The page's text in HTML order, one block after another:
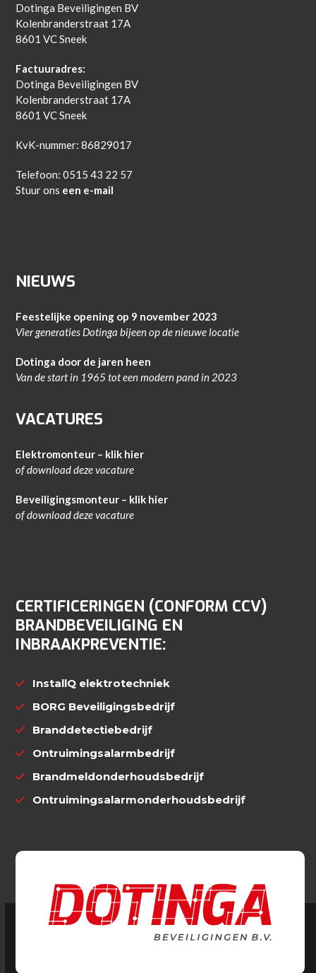
Dotinga Beveiligingen BV
Kolenbranderstraat 17A
8601 VC Sneek
Factuuradres:
Dotinga Beveiligingen BV
Kolenbranderstraat 17A
8601 VC Sneek
KvK-nummer: 86829017
Telefoon: 0515 43 22 57
Stuur ons een e-mail
NIEUWS
Feestelijke opening op 9 november 2023
Vier generaties Dotinga bijeen op de nieuwe locatie
Dotinga door de jaren heen
Van de start in 1965 tot een modern pand in 2023
VACATURES
Elektromonteur – klik hier
of downloaddeze vacature
Beveiligingsmonteur – klik hier
of downloaddeze vacature
CERTIFICERINGEN (CONFORM CCV)
BRANDBEVEILIGING EN
INBRAAKPREVENTIE:
InstallQ elektrotechniek
BORG Beveiligingsbedrijf
Branddetectiebedrijf
Ontruimingsalarmbedrijf
Brandmeldonderhoudsbedrijf
Ontruimingsalarmonderhoudsbedrijf